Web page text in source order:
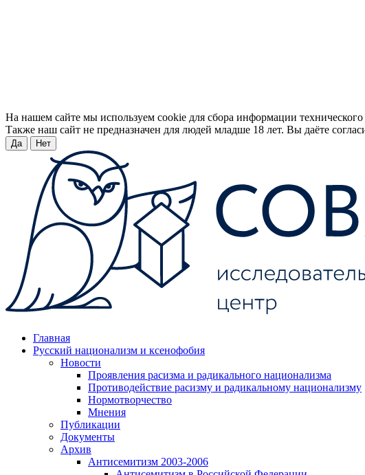
На нашем сайте мы используем cookie для сбора информации
Также наш сайт не предназначен для людей младше 18 лет. Вы даёте
Да Нет
Главная
Русский национализм и ксенофобия
Новости
Проявления расизма и радикального национализма
Противодействие расизму и радикальному национализму
Нормотворчество
Мнения
Публикации
Документы
Архив
Антисемитизм 2003-2006